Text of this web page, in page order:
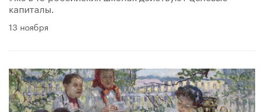
капиталы.
13 ноября